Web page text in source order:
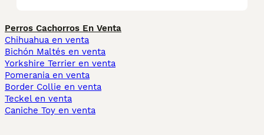
Perros Cachorros En Venta
Chihuahua en venta
Bichón Maltés en venta
Yorkshire Terrier en venta
Pomerania en venta
Border Collie en venta
Teckel en venta
Caniche Toy en venta